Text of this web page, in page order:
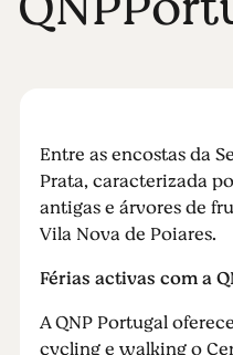
Entre as encostas da
Prata, caracterizada
antigas e árvores de
Vila Nova de Poiares.
Férias activas com a
A QNP Portugal
cycling e walking o